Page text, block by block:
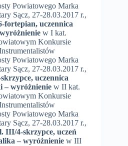
Powiatowego Marka
Sącz, 27-28.03.2017 r.,
uczennica
w I kat.
Konkursie
Powiatowego Marka
Sącz, 27-28.03.2017 r.,
uczennica
– wyróżnienie w II kat.
Konkursie
Powiatowego Marka
Sącz, 27-28.03.2017 r.,
III/4-skrzypce, uczeń
– wyróżnienie w III